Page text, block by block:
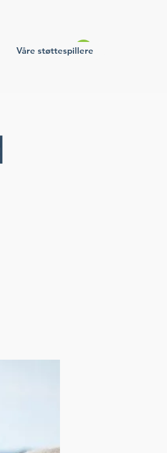
Våre støttespillere